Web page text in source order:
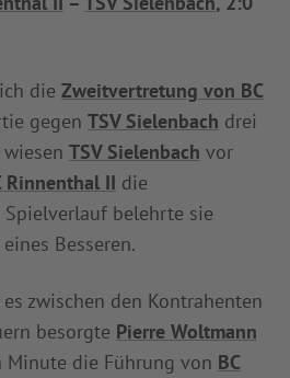
SPIELPLUS
die Zweitvertretung von BC
gegen TSV Sielenbach drei
TSV Sielenbach vor
Rinnenthal II die
belehrte sie
Besseren.
zwischen den Kontrahenten
besorgte Pierre Woltmann
die Führung von BC